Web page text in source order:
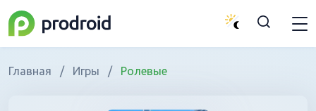
Главная / Игры / Ролевые